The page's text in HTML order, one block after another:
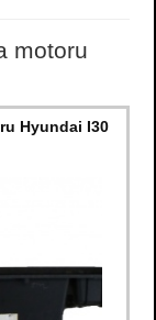
motoru
Hyundai I30